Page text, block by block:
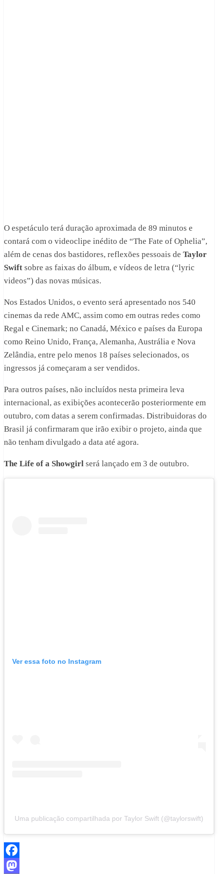
O espetáculo terá duração aproximada de 89 minutos e
contará com o videoclipe inédito de “The Fate of Ophelia”,
além de cenas dos bastidores, reflexões pessoais de Taylor
Swift sobre as faixas do álbum, e vídeos de letra (“lyric
videos”) das novas músicas.
Nos Estados Unidos, o evento será apresentado nos 540
cinemas da rede AMC, assim como em outras redes como
Regal e Cinemark; no Canadá, México e países da Europa
como Reino Unido, França, Alemanha, Austrália e Nova
Zelândia, entre pelo menos 18 países selecionados, os
ingressos já começaram a ser vendidos.
Para outros países, não incluídos nesta primeira leva
internacional, as exibições acontecerão posteriormente em
outubro, com datas a serem confirmadas. Distribuidoras do
Brasil já confirmaram que irão exibir o projeto, ainda que
não tenham divulgado a data até agora.
The Life of a Showgirl será lançado em 3 de outubro.
Ver essa foto no Instagram
Uma publicação compartilhada por Taylor Swift (@taylorswift)
Facebook